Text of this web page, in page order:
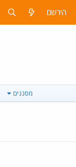
הירשם
מסננים